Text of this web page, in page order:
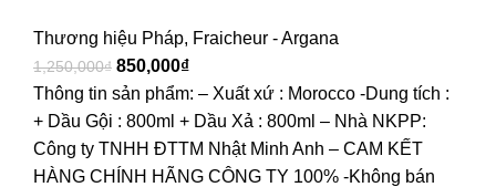
Thương hiệu Pháp, Fraicheur - Argana
1,250,000₫ 850,000₫
Thông tin sản phẩm: – Xuất xứ : Morocco -Dung tích :
+ Dầu Gội : 800ml + Dầu Xả : 800ml – Nhà NKPP:
Công ty TNHH ĐTTM Nhật Minh Anh – CAM KẾT
HÀNG CHÍNH HÃNG CÔNG TY 100% -Không bán